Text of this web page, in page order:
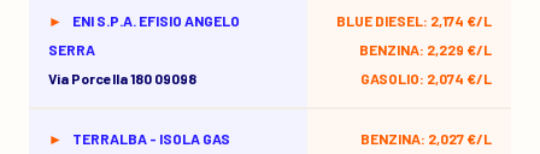
ENI S.P.A. EFISIO ANGELO
SERRA
Via Porcella 180 09098
BLUE DIESEL: 2,174 €/L
BENZINA: 2,229 €/L
GASOLIO: 2,074 €/L
TERRALBA - ISOLA GAS
BENZINA: 2,027 €/L